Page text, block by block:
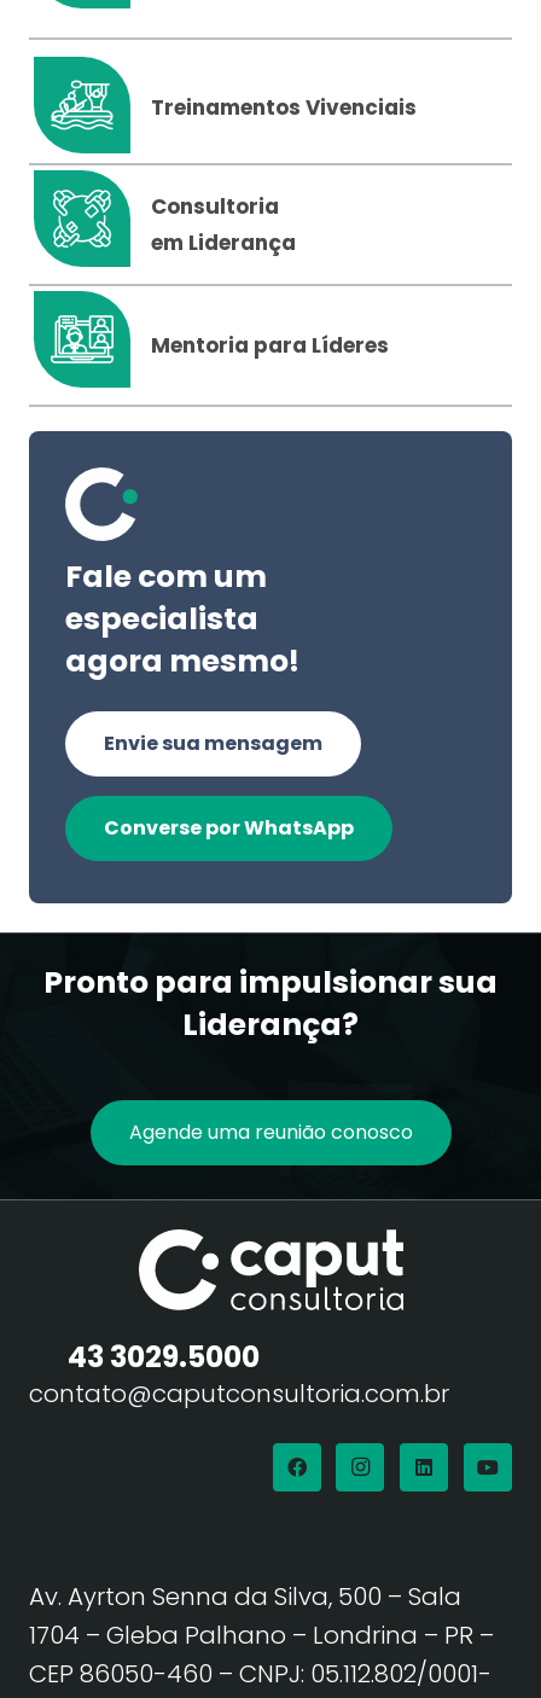
Treinamentos Vivenciais
Consultoria
em Liderança
Mentoria para Líderes
Fale com um
especialista
agora mesmo!
Envie sua mensagem
Converse por WhatsApp
Pronto para impulsionar sua
Liderança?
Agende uma reunião conosco
43 3029.5000
contato@caputconsultoria.com.br
Av. Ayrton Senna da Silva, 500 – Sala
1704 – Gleba Palhano – Londrina – PR –
CEP 86050-460 – CNPJ: 05.112.802/0001-